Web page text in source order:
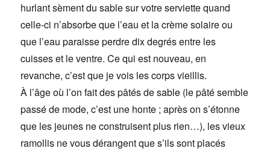
hurlant sèment du sable sur votre serviette quand
celle-ci n’absorbe que l’eau et la crème solaire ou
que l’eau paraisse perdre dix degrés entre les
cuisses et le ventre. Ce qui est nouveau, en
revanche, c’est que je vois les corps vieillis.
À l’âge où l’on fait des pâtés de sable (le pâté semble
passé de mode, c’est une honte ; après on s’étonne
que les jeunes ne construisent plus rien…), les vieux
ramollis ne vous dérangent que s’ils sont placés